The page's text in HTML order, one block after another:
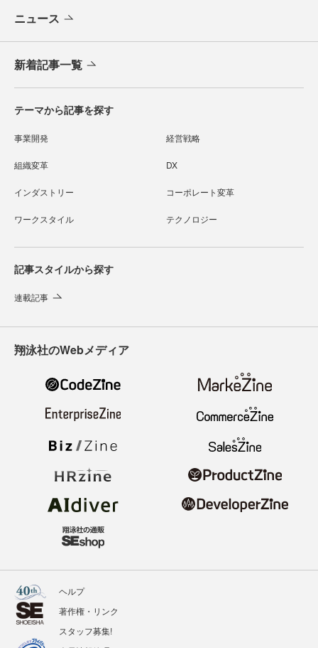
ニュース
新着記事一覧
テーマから記事を探す
事業開発 経営戦略
組織変革 DX
インダストリー コーポレート変革
ワークスタイル テクノロジー
記事スタイルから探す
連載記事
翔泳社のWebメディア
ヘルプ
著作権・リンク
スタッフ募集!